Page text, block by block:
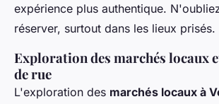
expérience plus authentique.
réserver, surtout dans les lieux prisés.
Exploration des marchés locaux
de rue
L'exploration des marchés locaux à